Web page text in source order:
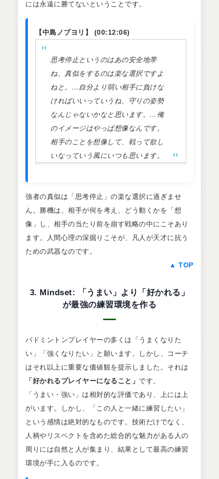
には永遠に勝てないということです。
【中島ノブヨリ】 (00:12:06)
思考停止というのはあの安全地帯
ね、真似をするのは楽な選択ですよ
ねと。…自分より弱い相手に負けな
ければいいっていうね、守りの姿勢
なんじゃないかなと思います。…俺
のイメージはやっぱ想像なんです。
相手のことを想像して、戦って欲し
いなっていう風にいつも思います。
強者の真似は「思考停止」の楽な選択に過ぎませ
ん。勝機は、相手が何を考え、どう動くかを「想
像」し、相手の当たり前を崩す戦略の中にこそあり
ます。人間心理の深掘りこそが、凡人が天才に抗う
ための武器なのです。
▲ TOP
3. Mindset: 「うまい」より「好かれる」
が最強の練習環境を作る
バドミントンプレイヤーの多くは「うまくなりた
い」「強くなりたい」と願います。しかし、コーチ
はそれ以上に重要な価値観を提示しました。それは
「好かれるプレイヤーになること」 です。
「うまい・強い」は相対的な評価であり、上には上
がいます。しかし、「この人と一緒に練習したい」
という感情は絶対的なものです。技術だけでなく、
人柄やリスペクトを含めた総合的な魅力がある人の
周りには自然と人が集まり、結果として最高の練習
環境が手に入るのです。